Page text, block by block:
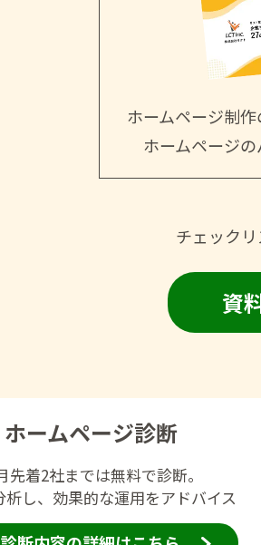
ホームページ制作
ホームページの
チェック
資
ホームページ診断
先着2社までは無料で診断。
析し、効果的な運用をアドバイス